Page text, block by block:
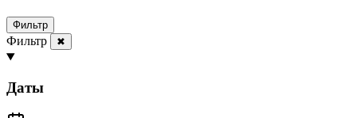
Фильтр
Фильтр ✖
Даты